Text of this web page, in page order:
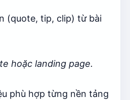
(quote, tip, clip) từ bài
hoặc landing page.
phù hợp từng nền tảng